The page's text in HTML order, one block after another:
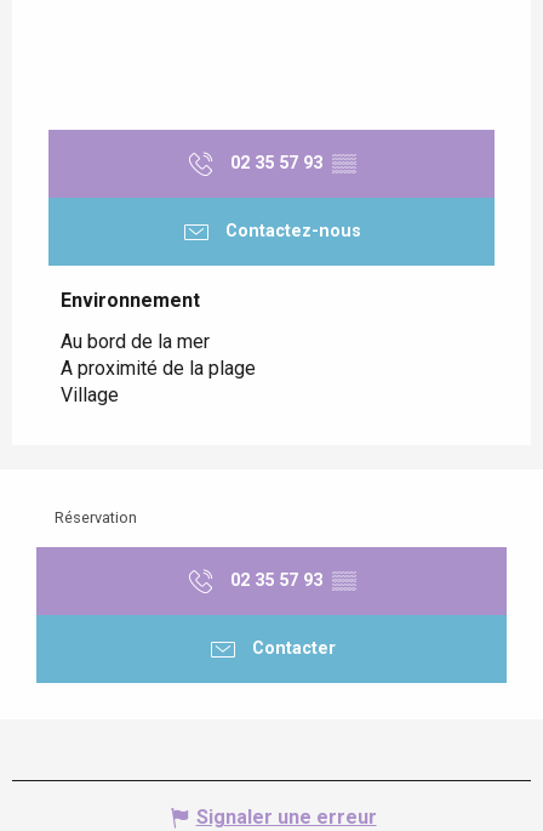
02 35 57 93 ▒▒
Contactez-nous
Environnement
Environnement
Au bord de la mer
A proximité de la plage
Village
Réservation
02 35 57 93 ▒▒
Contacter
Signaler une erreur